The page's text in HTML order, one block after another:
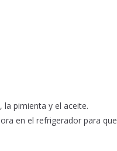
pimienta y el aceite.
en el refrigerador para que